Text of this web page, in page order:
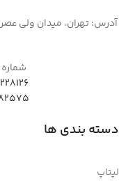
آدرس: تهران، میدان ولی
دسته بندی ها
لپتاپ